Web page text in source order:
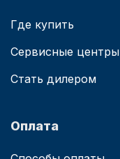
Где купить
Сервисные центры
Стать дилером
Оплата